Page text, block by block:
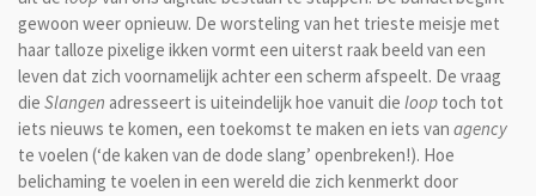
gewoon weer opnieuw. De worsteling van het trieste meisje met
haar talloze pixelige ikken vormt een uiterst raak beeld van een
leven dat zich voornamelijk achter een scherm afspeelt. De vraag
die Slangen adresseert is uiteindelijk hoe vanuit die loop toch tot
iets nieuws te komen, een toekomst te maken en iets van agency
te voelen (‘de kaken van de dode slang’ openbreken!). Hoe
belichaming te voelen in een wereld die zich kenmerkt door